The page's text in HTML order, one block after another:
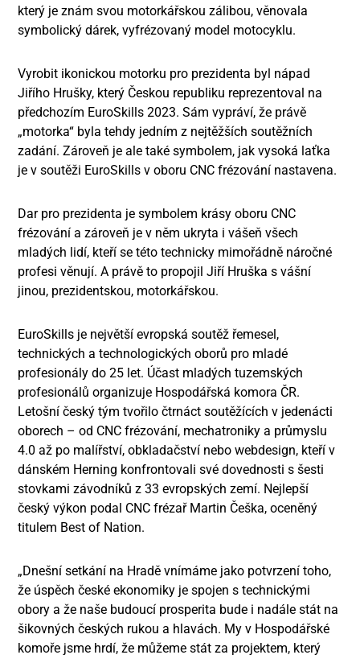
který je znám svou motorkářskou zálibou, věnovala
symbolický dárek, vyfrézovaný model motocyklu.
Vyrobit ikonickou motorku pro prezidenta byl nápad
Jiřího Hrušky, který Českou republiku reprezentoval na
předchozím EuroSkills 2023. Sám vypráví, že právě
„motorka“ byla tehdy jedním z nejtěžších soutěžních
zadání. Zároveň je ale také symbolem, jak vysoká laťka
je v soutěži EuroSkills v oboru CNC frézování nastavena.
Dar pro prezidenta je symbolem krásy oboru CNC
frézování a zároveň je v něm ukryta i vášeň všech
mladých lidí, kteří se této technicky mimořádně náročné
profesi věnují. A právě to propojil Jiří Hruška s vášní
jinou, prezidentskou, motorkářskou.
EuroSkills je největší evropská soutěž řemesel,
technických a technologických oborů pro mladé
profesionály do 25 let. Účast mladých tuzemských
profesionálů organizuje Hospodářská komora ČR.
Letošní český tým tvořilo čtrnáct soutěžících v jedenácti
oborech – od CNC frézování, mechatroniky a průmyslu
4.0 až po malířství, obkladačství nebo webdesign, kteří v
dánském Herning konfrontovali své dovednosti s šesti
stovkami závodníků z 33 evropských zemí. Nejlepší
český výkon podal CNC frézař Martin Češka, oceněný
titulem Best of Nation.
„Dnešní setkání na Hradě vnímáme jako potvrzení toho,
že úspěch české ekonomiky je spojen s technickými
obory a že naše budoucí prosperita bude i nadále stát na
šikovných českých rukou a hlavách. My v Hospodářské
komoře jsme hrdí, že můžeme stát za projektem, který